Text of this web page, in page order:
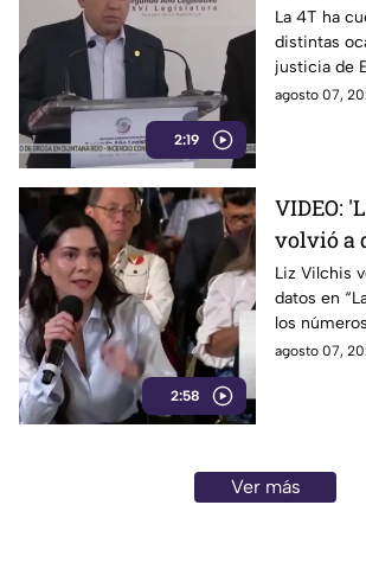
2:19
sigue
E.E.U.U
La 4T ha
distintas
justicia de
proceda
Rocha
otros
agosto 07,
2:58
VIDEO:
volvió a
datos:
medio
mayor
Liz Vilchis
datos en
los
El estudio
evidencia,
agosto 07,
Ver más